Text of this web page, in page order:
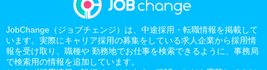
JobChange（ジョブチェンジ）は、中途採用・転職情報を掲載して
います。実際にキャリア採用の募集をしている求人企業から採用情
報を受け取り、職種や 勤務地でお仕事を検索できるように、事務局
で検索用の情報を追加しています。